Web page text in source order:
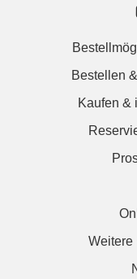
Bestellen
Kaufen &
Weitere